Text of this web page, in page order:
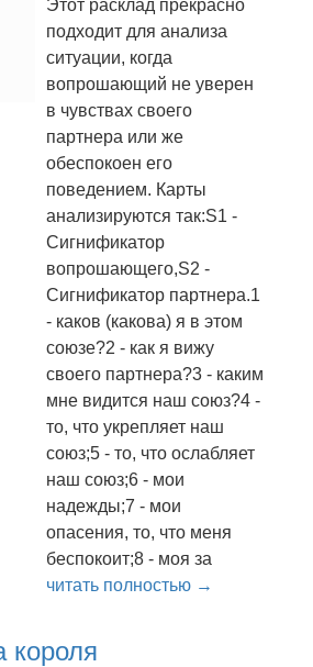
Этот расклад прекрасно
подходит для анализа
ситуации, когда
вопрошающий не уверен
в чувствах своего
партнера или же
обеспокоен его
поведением. Карты
анализируются так:S1 -
Сигнификатор
вопрошающего,S2 -
Сигнификатор партнера.1
- каков (какова) я в этом
союзе?2 - как я вижу
своего партнера?3 - каким
мне видится наш союз?4 -
то, что укрепляет наш
союз;5 - то, что ослабляет
наш союз;6 - мои
надежды;7 - мои
опасения, то, что меня
беспокоит;8 - моя за
читать полностью →
короля